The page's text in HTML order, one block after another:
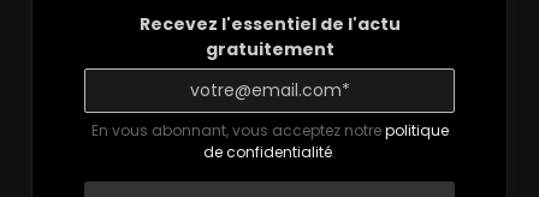
Recevez l'essentiel de l'actu
gratuitement
En vous abonnant, vous acceptez notrepolitique
de confidentialité.